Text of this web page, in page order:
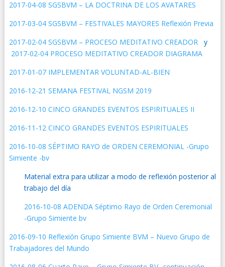
2017-04-08 SGSBVM – LA DOCTRINA DE LOS AVATARES
2017-03-04 SGSBVM – FESTIVALES MAYORES Reflexión Previa
2017-02-04 SGSBVM – PROCESO MEDITATIVO CREADORy
2017-02-04 PROCESO MEDITATIVO CREADOR DIAGRAMA
2017-01-07 IMPLEMENTAR VOLUNTAD-AL-BIEN
2016-12-21 SEMANA FESTIVAL NGSM 2019
2016-12-10 CINCO GRANDES EVENTOS ESPIRITUALES II
2016-11-12 CINCO GRANDES EVENTOS ESPIRITUALES
2016-10-08 SÉPTIMO RAYO de ORDEN CEREMONIAL -Grupo
Simiente -bv
Material extra para utilizar a modo de reflexión posterior al
trabajo del día
2016-10-08 ADENDA Séptimo Rayo de Orden Ceremonial
-Grupo Simiente bv
2016-09-10 Reflexión Grupo Simiente BVM – Nuevo Grupo de
Trabajadores del Mundo